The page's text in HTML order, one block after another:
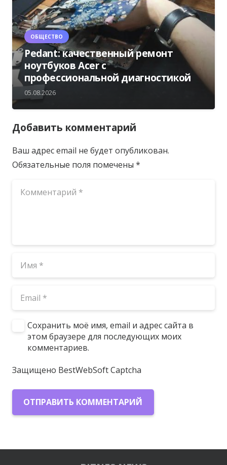
ОБЩЕСТВО
Pedant: качественный ремонт
ноутбуков Acer с
профессиональной диагностикой
05.08.2026
Добавить комментарий
Ваш адрес email не будет опубликован.
Обязательные поля помечены *
Сохранить моё имя, email и адрес сайта в
этом браузере для последующих моих
комментариев.
Защищено BestWebSoft Captcha
ОТПРАВИТЬ КОММЕНТАРИЙ